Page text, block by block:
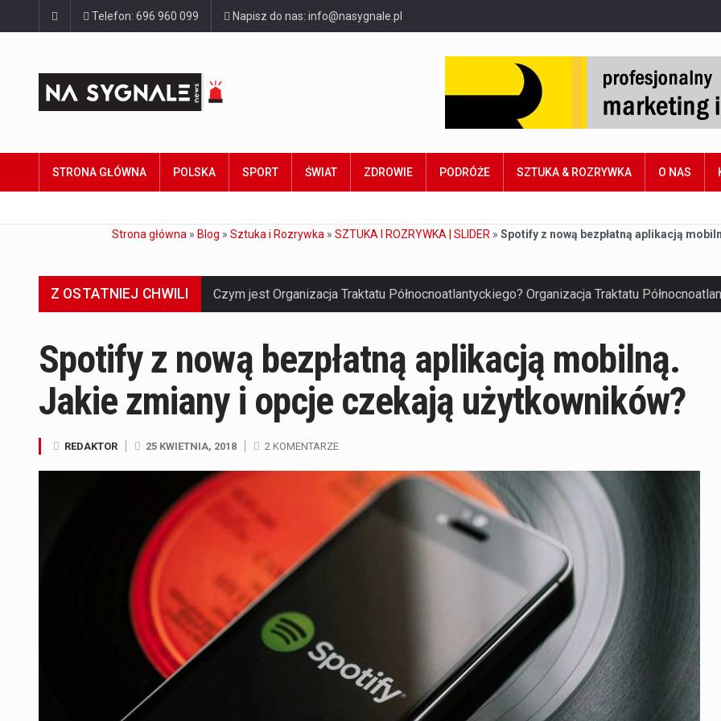
Telefon: 696 960 099 Napisz do nas: info@nasygnale.pl
STRONA GŁÓWNA POLSKA SPORT ŚWIAT ZDROWIE PODRÓŻE SZTUKA & ROZRYWKA O NAS
Strona główna » Blog » Sztuka i Rozrywka » SZTUKA I ROZRYWKA | SLIDER » Spotify z nową bezpłatną aplikacją
Z OSTATNIEJ CHWILI
Spotify z nową bezpłatną aplikacją mobilną.
Jakie zmiany i opcje czekają użytkowników?
REDAKTOR 25 KWIETNIA, 2018 2 KOMENTARZE